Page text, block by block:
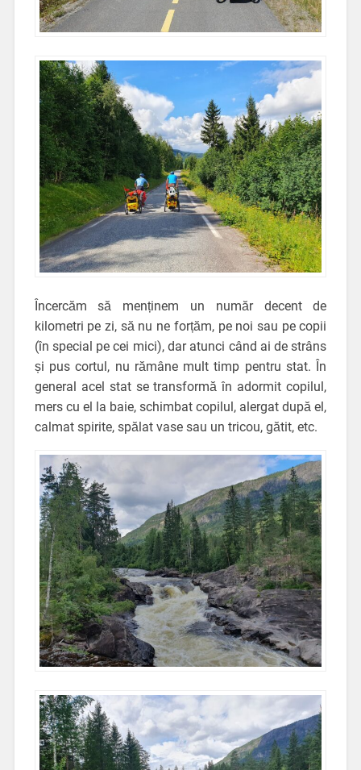
Încercăm să menținem un număr decent de
kilometri pe zi, să nu ne forțăm, pe noi sau pe copii
(în special pe cei mici), dar atunci când ai de strâns
și pus cortul, nu rămâne mult timp pentru stat. În
general acel stat se transformă în adormit copilul,
mers cu el la baie, schimbat copilul, alergat după el,
calmat spirite, spălat vase sau un tricou, gătit, etc.